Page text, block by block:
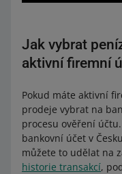
Jak vybrat
aktivní firemní
Pokud máte aktivní
prodeje vybrat na
procesu ověření
bankovní účet v
můžete to udělat na
historie transakcí,